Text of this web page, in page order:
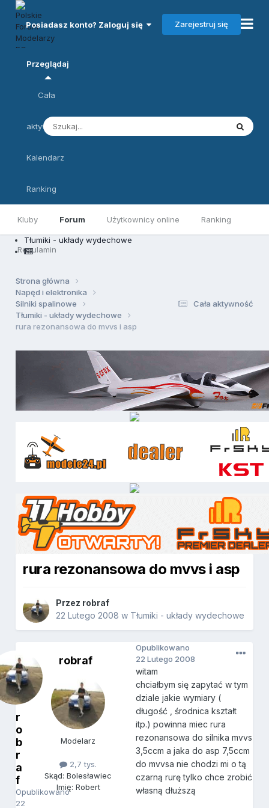
Posiadasz konto? Zaloguj się Zarejestruj się
Przeglądaj
Kluby Forum Użytkownicy online Ranking
Regulamin
Cała
aktywność
Kalendarz
Ranking
Tłumiki - układy wydechowe
Cała aktywność
Strona główna
Napęd i elektronika
Silniki spalinowe
Tłumiki - układy wydechowe
rura rezonansowa do mvvs i asp
rura rezonansowa do mvvs i asp
Przez robraf
22 Lutego 2008 w Tłumiki - układy wydechowe
r
o
b
r
a
f
Opublikowano
22
robraf
Modelarz
2,7 tys.
Skąd: Bolesławiec
Imię: Robert
Opublikowano
22 Lutego 2008
witam
chciałbym się zapytać w tym
dziale jakie wymiary (
długość , środnica kształt
itp.) powinna miec rura
rezonansowa do silnika mvvs
3,5ccm a jaka do asp 7,5ccm
do mvvsa nie chodzi mi o tą
czarną rurę tylko chce zrobić
własną dłuższą